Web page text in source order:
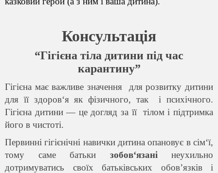
Консультація
“Гігієна тіла дитини під час
карантину”
Гігієна має важливе значення для розвитку дитини
для її здоров‘я як фізичного, так і психічного.
Гігієна дитини — це догляд за її тілом і підтримка
його в чистоті.
Первинні гігієнічні навички дитина опановує в сім‘ї,
тому саме батьки зобов‘язані неухильно
дотримуватись своїх батьківських обов’язків і